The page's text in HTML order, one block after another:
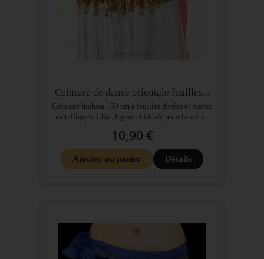
Ceinture de danse orientale feuilles...
Ceinture fuchsia 150 cm à feuilles dorées et pièces
métalliques. Chic, légère et idéale pour la scène.
10,90 €
Ajouter au panier Détails